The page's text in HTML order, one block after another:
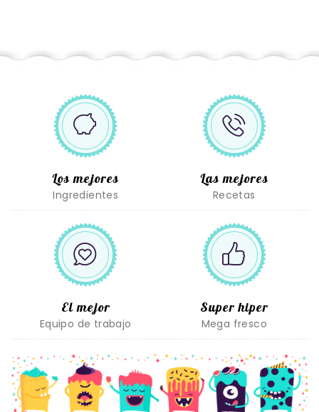
Los mejores
Ingredientes
Las mejores
Recetas
El mejor
Equipo de trabajo
Super hiper
Mega fresco